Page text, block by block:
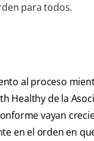
para todos.
al proceso
Healthy de la
vayan
en el orden en